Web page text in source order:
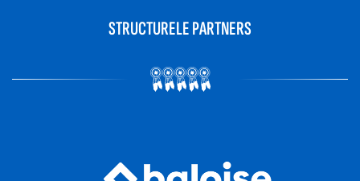
STRUCTURELE PARTNERS